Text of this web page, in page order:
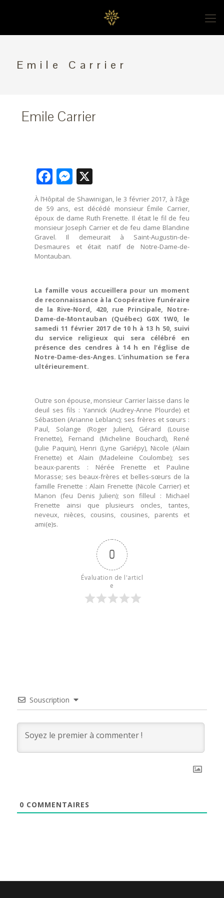
Emile Carrier
Emile Carrier
Facebook
Messenger
À l’Hôpital de Shawinigan, le 3 février 2017, à l’âge
de 59 ans, est décédé monsieur Émile Carrier,
époux de dame Ruth Frenette. Il était le fil de feu
monsieur Joseph Carrier et de feu dame Blandine
Gravel. Il demeurait à Saint-Augustin-de-
Desmaures et était natif de Notre-Dame-de-
Montauban.
La famille vous accueillera pour un moment
de reconnaissance à la Coopérative funéraire
de la Rive-Nord, 420, rue Principale, Notre-
Dame-de-Montauban (Québec) G0X 1W0, le
samedi 11 février 2017 de 10 h à 13 h 50, suivi
du service religieux qui sera célébré en
présence des cendres à 14 h en l’église de
Notre-Dame-des-Anges. L’inhumation se fera
ultérieurement.
Outre son épouse, monsieur Carrier laisse dans le
deuil ses fils : Yannick (Audrey-Anne Plourde) et
Sébastien (Arianne Leblanc); ses frères et sœurs :
Paul, Solange (Roger Julien), Gérard (Louise
Frenette), Fernand (Micheline Bouchard), René
(Julie Paquin), Henri (Lyne Gariépy), Nicole (Alain
Frenette) et Alain (Madeleine Coulombe); ses
beaux-parents : Nérée Frenette et Pauline
Morasse; ses beaux-frères et belles-sœurs de la
famille Frenette : Alain Frenette (Nicole Carrier) et
Manon (feu Denis Julien); son filleul : Michael
Frenette ainsi que plusieurs oncles, tantes,
neveux, nièces, cousins, cousines, parents et
ami(e)s.
0
Évaluation de l'articl
e
Souscription
0 COMMENTAIRES